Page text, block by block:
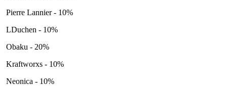
Pierre Lannier - 10%
LDuchen - 10%
Obaku - 20%
Kraftworxs - 10%
Neonica - 10%